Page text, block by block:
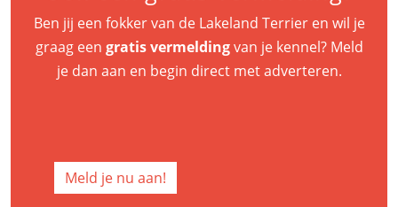
Ben jij een fokker van de Lakeland Terrier en wil je
graag een gratis vermeldingvan je kennel? Meld
je dan aan en begin direct met adverteren.
Meld je nu aan!